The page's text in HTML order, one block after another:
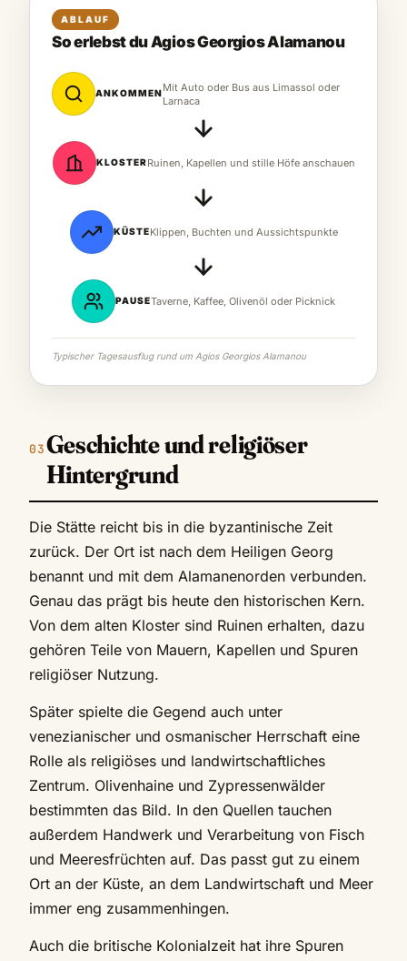
ABLAUF
So erlebst du Agios Georgios Alamanou
ANKOMMENMit Auto oder Bus aus Limassol oder
Larnaca
KLOSTERRuinen, Kapellen und stille Höfe anschauen
KÜSTEKlippen, Buchten und Aussichtspunkte
PAUSETaverne, Kaffee, Olivenöl oder Picknick
Typischer Tagesausflug rund um Agios Georgios Alamanou
Geschichte und religiöser
Hintergrund
Die Stätte reicht bis in die byzantinische Zeit
zurück. Der Ort ist nach dem Heiligen Georg
benannt und mit dem Alamanenorden verbunden.
Genau das prägt bis heute den historischen Kern.
Von dem alten Kloster sind Ruinen erhalten, dazu
gehören Teile von Mauern, Kapellen und Spuren
religiöser Nutzung.
Später spielte die Gegend auch unter
venezianischer und osmanischer Herrschaft eine
Rolle als religiöses und landwirtschaftliches
Zentrum. Olivenhaine und Zypressenwälder
bestimmten das Bild. In den Quellen tauchen
außerdem Handwerk und Verarbeitung von Fisch
und Meeresfrüchten auf. Das passt gut zu einem
Ort an der Küste, an dem Landwirtschaft und Meer
immer eng zusammenhingen.
Auch die britische Kolonialzeit hat ihre Spuren